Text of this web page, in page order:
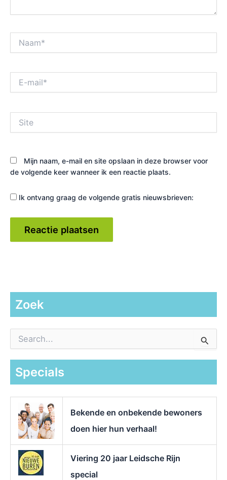
mail*
Mijn naam, e-mail en site opslaan in deze browser voor
de volgende keer wanneer ik een reactie plaats.
Ik ontvang graag de volgende gratis nieuwsbrieven:
Zoek
a
Specials
Bekende en onbekende bewoners
doen hier hun verhaal!
Viering 20 jaar Leidsche Rijn
special